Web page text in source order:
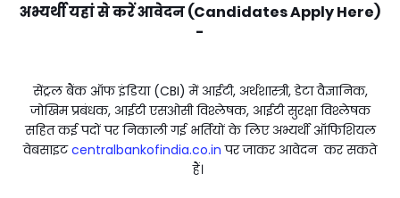
अभ्यर्थी यहां से करें आवेदन (Candidates Apply Here)
-
सेंट्रल बैंक ऑफ इंडिया (CBI) में आईटी, अर्थशास्त्री, डेटा वैज्ञानिक,
जोखिम प्रबंधक, आईटी एसओसी विश्लेषक, आईटी सुरक्षा विश्लेषक
सहित कई पदों पर निकाली गई भर्तियों के लिए अभ्यर्थी ऑफिशियल
वेबसाइटcentralbankofindia.co.in पर जाकर आवेदन कर सकते
हैं।